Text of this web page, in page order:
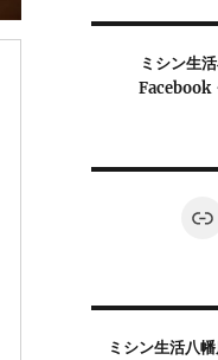
ミシン生
Facebook
ミシン生活八